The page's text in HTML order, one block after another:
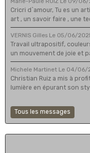
Cricri d`amour, Tu es un
art , un savoir faire , une
VERNIS Gilles Le 05/06/
Travail ultrapositif,
un mouvement de joie et
Michele Martinet Le 04/06/
Christian Ruiz a mis à
lumière en épurant son
Tous les messages